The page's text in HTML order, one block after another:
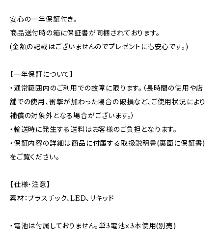
安心の一年保証付き。
商品送付時の箱に保証書が同梱されております。
(金額の記載はございませんのでプレゼントにも安心です。)
【一年保証について】
・通常範囲内のご利用での故障に限ります。（長時間の使用や店
舗での使用、衝撃が加わった場合の破損など、ご使用状況により
補償の対象外となる場合がございます。）
・輸送時に発生する送料はお客様のご負担となります。
・保証内容の詳細は商品に付属する取扱説明書(裏面に保証書)
をご覧ください。
【仕様・注意】
素材：プラスチック、LED、リキッド
・電池は付属しておりません。単3電池ｘ3本使用(別売)